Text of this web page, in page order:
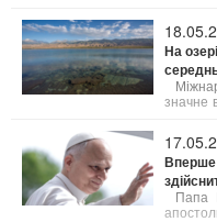
На
значне
Це
своєю
Вперше
Папа